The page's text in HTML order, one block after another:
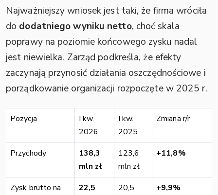
Najważniejszy wniosek jest taki, że firma wróciła
do dodatniego wyniku netto, choć skala
poprawy na poziomie końcowego zysku nadal
jest niewielka. Zarząd podkreśla, że efekty
zaczynają przynosić działania oszczędnościowe i
porządkowanie organizacji rozpoczęte w 2025 r.
Pozycja
I kw.
2026
I kw.
2025
Zmiana r/r
Przychody
138,3
mln zł
123,6
mln zł
+11,8%
Zysk brutto na
22,5
20,5
+9,9%